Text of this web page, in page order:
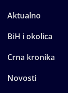
Aktualno
BiH i okolica
Crna kronika
Novosti